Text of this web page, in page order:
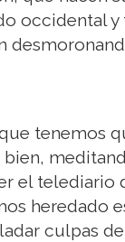
occidental
tenemos
el telediario
heredado
culpas